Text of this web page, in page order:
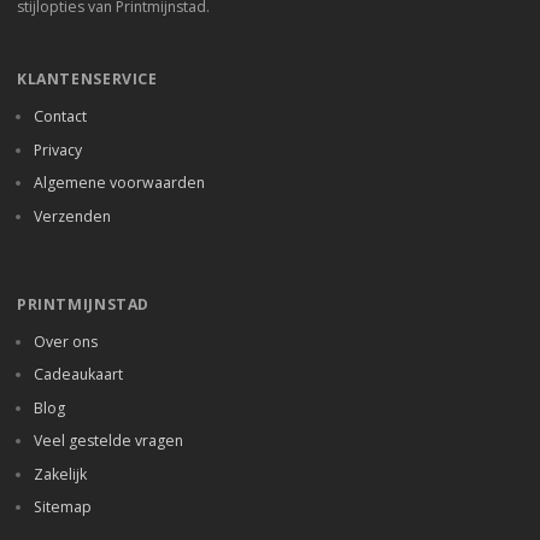
stijlopties van Printmijnstad.
KLANTENSERVICE
Contact
Privacy
Algemene voorwaarden
Verzenden
PRINTMIJNSTAD
Over ons
Cadeaukaart
Blog
Veel gestelde vragen
Zakelijk
Sitemap